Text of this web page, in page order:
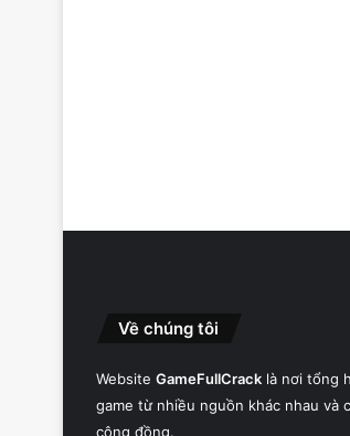
Về chúng tôi
Website GameFullCrack là nơi tổng
game từ nhiều nguồn khác nhau và
cộng đồng.